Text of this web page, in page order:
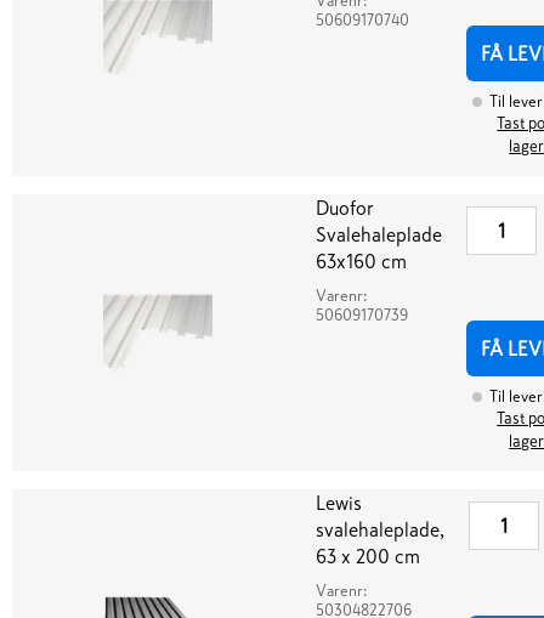
50609170740
FÅ
Til
Tast
Duofor
Svalehaleplade
63x160 cm
Varenr:
50609170739
FÅ
Til
Tast
Lewis
svalehaleplade,
63 x 200 cm
Varenr:
50304822706